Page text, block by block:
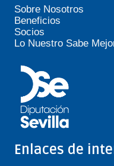
Sobre Nosotros
Beneficios
Socios
Lo Nuestro Sabe
Enlaces de